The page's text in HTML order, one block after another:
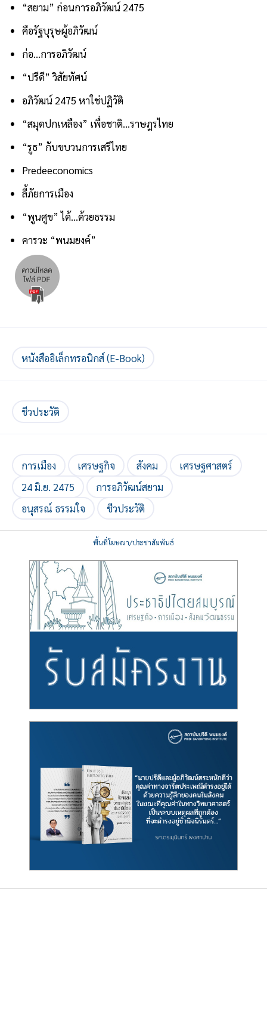
“สยาม” ก่อนการอภิวัฒน์ 2475
คือรัฐบุรุษผู้อภิวัฒน์
ก่อ...การอภิวัฒน์
“ปรีดี” วิสัยทัศน์
อภิวัฒน์ 2475 หาใช่ปฏิวัติ
“สมุดปกเหลือง” เพื่อชาติ...ราษฎรไทย
“รูธ” กับขบวนการเสรีไทย
Predeeconomics
ลี้ภัยการเมือง
“พูนศูข” ได้...ด้วยธรรม
คารวะ “พนมยงค์”
หนังสืออิเล็กทรอนิกส์ (E-Book)
ชีวประวัติ
การเมือง เศรษฐกิจ สังคม
เศรษฐศาสตร์
24 มิ.ย. 2475
การอภิวัฒน์สยาม
อนุสรณ์ ธรรมใจ
ชีวประวัติ
พื้นที่โฆษณา/ประชาสัมพันธ์